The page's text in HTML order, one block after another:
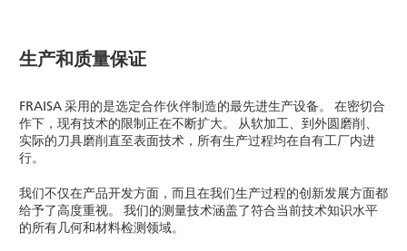
生产和质量保证
FRAISA 采用的是选定合作伙伴制造的最先进生产设备。 在密切合
作下，现有技术的限制正在不断扩大。 从软加工、到外圆磨削、
实际的刀具磨削直至表面技术，所有生产过程均在自有工厂内进
行。
我们不仅在产品开发方面，而且在我们生产过程的创新发展方面都
给予了高度重视。 我们的测量技术涵盖了符合当前技术知识水平
的所有几何和材料检测领域。